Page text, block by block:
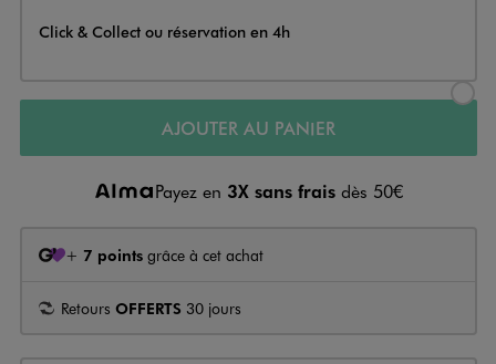
Click & Collect ou réservation en 4h
AJOUTER AU PANIER
Payez en 3X sans frais dès 50€
+ 7 points grâce à cet achat
Retours OFFERTS 30 jours